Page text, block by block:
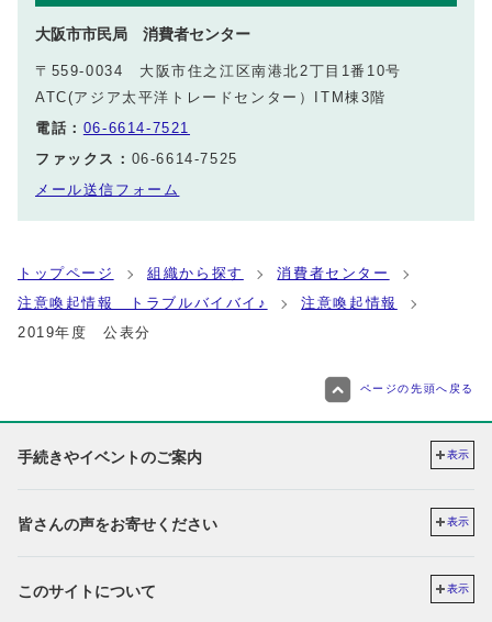
大阪市市民局 消費者センター
〒559-0034 大阪市住之江区南港北2丁目1番10号
ATC(アジア太平洋トレードセンター）ITM棟3階
電話： 06-6614-7521
ファックス： 06-6614-7525
メール送信フォーム
トップページ 組織から探す
消費者センター
注意喚起情報 トラブルバイバイ♪
注意喚起情報
2019年度 公表分
ページの先頭へ戻る
手続きやイベントのご案内 表示
皆さんの声をお寄せください 表示
このサイトについて 表示